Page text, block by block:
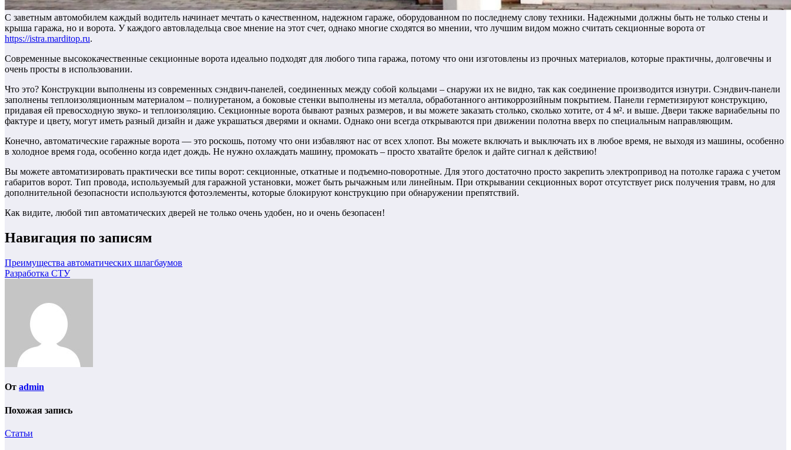
С заветным автомобилем каждый водитель начинает мечтать о качественном, надежном гараже, оборудованном по последнему слову техники. Надежными должны быть не только стены и
крыша гаража, но и ворота. У каждого автовладельца свое мнение на этот счет, однако многие сходятся во мнении, что лучшим видом можно считать секционные ворота от
https://istra.marditop.ru.
Современные высококачественные секционные ворота идеально подходят для любого типа гаража, потому что они изготовлены из прочных материалов, которые практичны, долговечны и
очень просты в использовании.
Что это? Конструкции выполнены из современных сэндвич-панелей, соединенных между собой кольцами – снаружи их не видно, так как соединение производится изнутри. Сэндвич-панели
заполнены теплоизоляционным материалом – полиуретаном, а боковые стенки выполнены из металла, обработанного антикоррозийным покрытием. Панели герметизируют конструкцию,
придавая ей превосходную звуко- и теплоизоляцию. Секционные ворота бывают разных размеров, и вы можете заказать столько, сколько хотите, от 4 м². и выше. Двери также вариабельны по
фактуре и цвету, могут иметь разный дизайн и даже украшаться дверями и окнами. Однако они всегда открываются при движении полотна вверх по специальным направляющим.
Конечно, автоматические гаражные ворота — это роскошь, потому что они избавляют нас от всех хлопот. Вы можете включать и выключать их в любое время, не выходя из машины, особенно
в холодное время года, особенно когда идет дождь. Не нужно охлаждать машину, промокать – просто хватайте брелок и дайте сигнал к действию!
Вы можете автоматизировать практически все типы ворот: секционные, откатные и подъемно-поворотные. Для этого достаточно просто закрепить электропривод на потолке гаража с учетом
габаритов ворот. Тип провода, используемый для гаражной установки, может быть рычажным или линейным. При открывании секционных ворот отсутствует риск получения травм, но для
дополнительной безопасности используются фотоэлементы, которые блокируют конструкцию при обнаружении препятствий.
Как видите, любой тип автоматических дверей не только очень удобен, но и очень безопасен!
Навигация по записям
Преимущества автоматических шлагбаумов
Разработка СТУ
От admin
Похожая запись
Статьи